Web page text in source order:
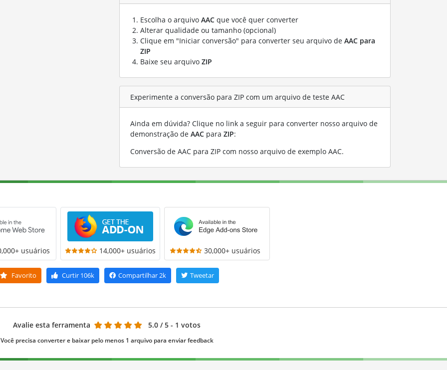
Escolha o arquivo AAC que você quer converter
Alterar qualidade ou tamanho (opcional)
Clique em "Iniciar conversão" para converter seu arquivo de AAC para
ZIP
Baixe seu arquivo ZIP
Experimente a conversão para ZIP com um arquivo de teste AAC
Ainda em dúvida? Clique no link a seguir para converter nosso arquivo de
demonstração de AAC para ZIP:
Conversão de AAC para ZIP com nosso arquivo de exemplo AAC.
usuários 14,000+ usuários 30,000+ usuários
Favorito Curtir106k Compartilhar2k Tweetar
Avalie esta ferramenta 5.0 / 5 - 1 votos
Você precisa converter e baixar pelo menos 1 arquivo para enviar feedback